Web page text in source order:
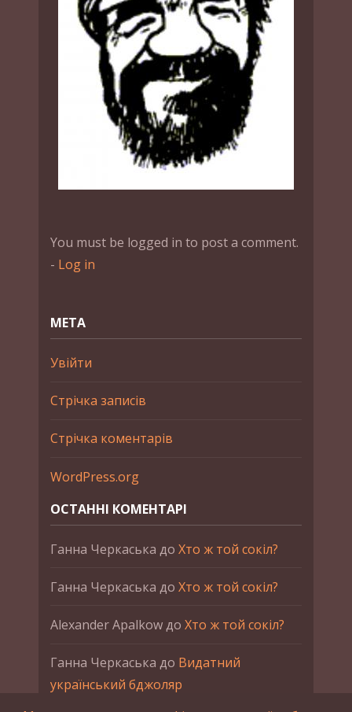
You must be logged in to post a comment.
- Log in
МЕТА
Увійти
Стрічка записів
Стрічка коментарів
WordPress.org
ОСТАННІ КОМЕНТАРІ
Ганна Черкаська до Хто ж той сокіл?
Ганна Черкаська до Хто ж той сокіл?
Alexander Apalkowдо Хто ж той сокіл?
Ганна Черкаська до Видатний
український бджоляр